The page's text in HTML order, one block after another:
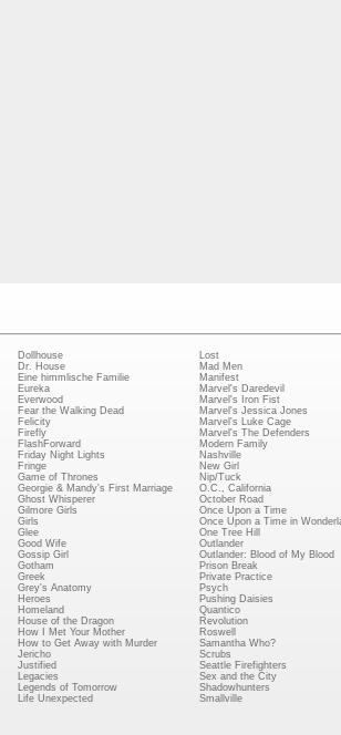
Dollhouse
Dr. House
Eine himmlische Familie
Eureka
Everwood
Fear the Walking Dead
Felicity
Firefly
FlashForward
Friday Night Lights
Fringe
Game of Thrones
Georgie & Mandy's First Marriage
Ghost Whisperer
Gilmore Girls
Girls
Glee
Good Wife
Gossip Girl
Gotham
Greek
Grey's Anatomy
Heroes
Homeland
House of the Dragon
How I Met Your Mother
How to Get Away with Murder
Jericho
Justified
Legacies
Legends of Tomorrow
Life Unexpected
Lost
Mad Men
Manifest
Marvel's Daredevil
Marvel's Iron Fist
Marvel's Jessica Jones
Marvel's Luke Cage
Marvel's The Defenders
Modern Family
Nashville
New Girl
Nip/Tuck
O.C., California
October Road
Once Upon a Time
Once Upon a Time in
One Tree Hill
Outlander
Outlander: Blood of My Blood
Prison Break
Private Practice
Psych
Pushing Daisies
Quantico
Revolution
Roswell
Samantha Who?
Scrubs
Seattle Firefighters
Sex and the City
Shadowhunters
Smallville